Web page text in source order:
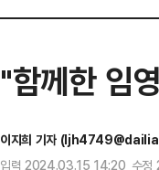
"함께한 임
이지희 기자
입력 2024.03.15 14:20 수